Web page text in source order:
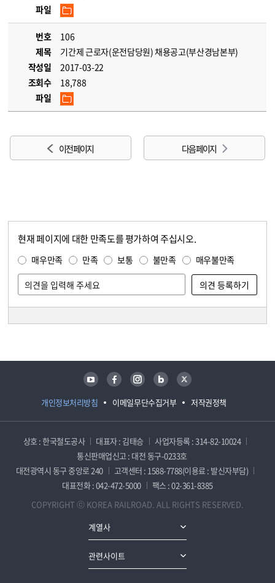
파일
번호
106
제목
기간제 근로자(운전담당원) 채용공고(부산경남본부)
작성일
2017-03-22
조회수
18,788
파일
이전 페이지 다음 페이지
현재 페이지에 대한 만족도를 평가하여 주십시오.
매우만족 만족 보통 불만족 매우불만족
개인정보처리방침 이메일무단수집거부 저작권정책
유튜브 페이스북 인스타그램 블로그 트위터
상호 : 한국철도공사 대표자 : 김태승
사업자등록 : 314-82-10024
통신판매업신고 : 대전 동구-0233호
대전광역시 동구 중앙로 240
고객센터 : 1588-7788(이용료 : 발신자부담)
대표전화 : 042-472-5000
팩스 : 02-361-8385
COPYRIGHT ⓒ KOREA RAILROAD. ALL RIGHTS RESERVED.
계열사
관련사이트